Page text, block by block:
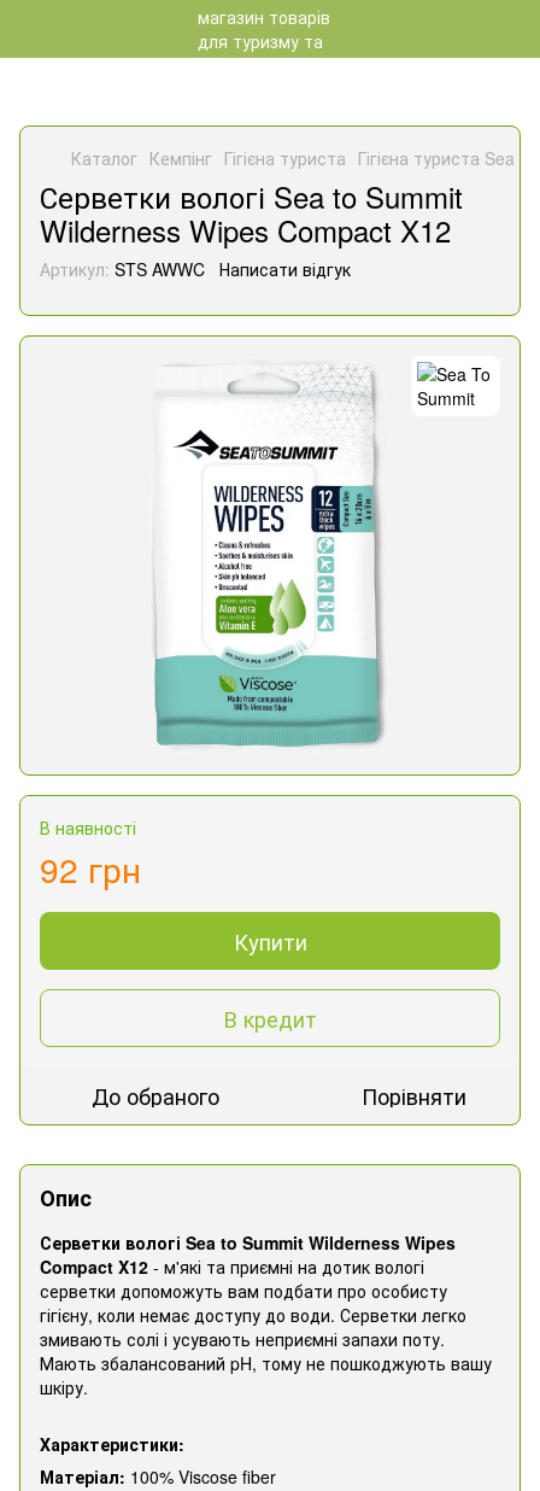
Каталог Кемпінг Гігієна туриста Гігієна туриста Sea
Серветки вологі Sea to Summit
Wilderness Wipes Compact X12
Артикул: STS AWWC Написати відгук
В наявності
92 грн
Купити
В кредит
До обраного Порівняти
Опис
Серветки вологі Sea to Summit Wilderness Wipes
Compact X12 - м'які та приємні на дотик вологі
серветки допоможуть вам подбати про особисту
гігієну, коли немає доступу до води. Серветки легко
змивають солі і усувають неприємні запахи поту.
Мають збалансований pH, тому не пошкоджують вашу
шкіру.
Характеристики:
Матеріал: 100% Viscose fiber